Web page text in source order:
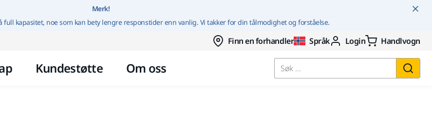
Gå til innhold
Merk!
full kapasitet, noe som kan bety lengre responstider enn vanlig. Vi takker for din tålmodighet og forståelse.
Finn en forhandler Språk Login Handlvogn
Kundestøtte Om oss Søk ...